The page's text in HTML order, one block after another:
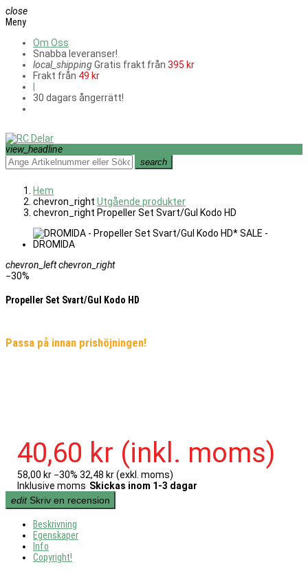
close
Meny
Om Oss
Snabba leveranser!
local_shippingGratis frakt från 395 kr
Frakt från 49 kr
30 dagars ångerrätt!
view_headline
search
Hem
chevron_right Utgående produkter
chevron_right Propeller Set Svart/Gul Kodo HD
chevron_leftchevron_right
−30%
Propeller Set Svart/Gul Kodo HD
Passa på innan prishöjningen!
40,60 kr (inkl. moms)
58,00 kr −30% 32,48 kr(exkl. moms)
Inklusive moms Skickas inom 1-3 dagar
edit Skriv en recension
Beskrivning
Egenskaper
Info
Copyright!